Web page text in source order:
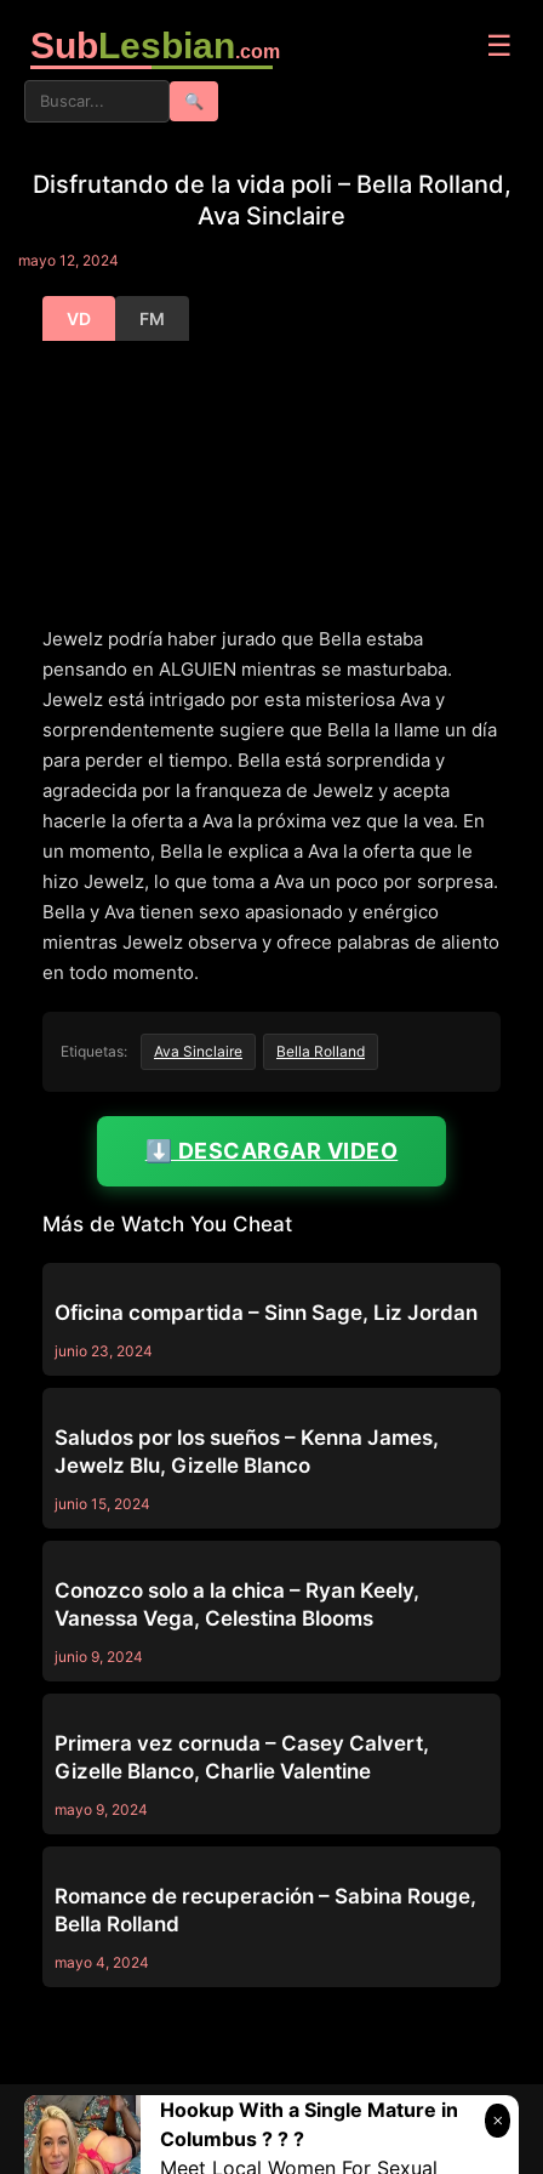
SubLesbian.com ☰
🔍
Hookup With a Single Mature in
Columbus ? ? ?
Meet Local Women For Sexual
Disfrutando de la vida poli – Bella Rolland,
Ava Sinclaire
mayo 12, 2024
VD FM
Jewelz podría haber jurado que Bella estaba
pensando en ALGUIEN mientras se masturbaba.
Jewelz está intrigado por esta misteriosa Ava y
sorprendentemente sugiere que Bella la llame un día
para perder el tiempo. Bella está sorprendida y
agradecida por la franqueza de Jewelz y acepta
hacerle la oferta a Ava la próxima vez que la vea. En
un momento, Bella le explica a Ava la oferta que le
hizo Jewelz, lo que toma a Ava un poco por sorpresa.
Bella y Ava tienen sexo apasionado y enérgico
mientras Jewelz observa y ofrece palabras de aliento
en todo momento.
Etiquetas: Ava Sinclaire Bella Rolland
⬇️ DESCARGAR VIDEO
Más de Watch You Cheat
Oficina compartida – Sinn Sage, Liz Jordan
junio 23, 2024
Saludos por los sueños – Kenna James,
Jewelz Blu, Gizelle Blanco
junio 15, 2024
Conozco solo a la chica – Ryan Keely,
Vanessa Vega, Celestina Blooms
junio 9, 2024
Primera vez cornuda – Casey Calvert,
Gizelle Blanco, Charlie Valentine
mayo 9, 2024
Romance de recuperación – Sabina Rouge,
Bella Rolland
mayo 4, 2024
Telegram: @vicivi3• Twitter: @subcolombia1• Correo:
Submilf.com@gmail.com